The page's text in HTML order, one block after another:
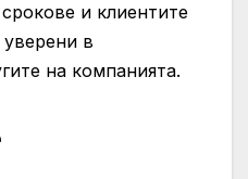
и клиентите
в
на компанията.